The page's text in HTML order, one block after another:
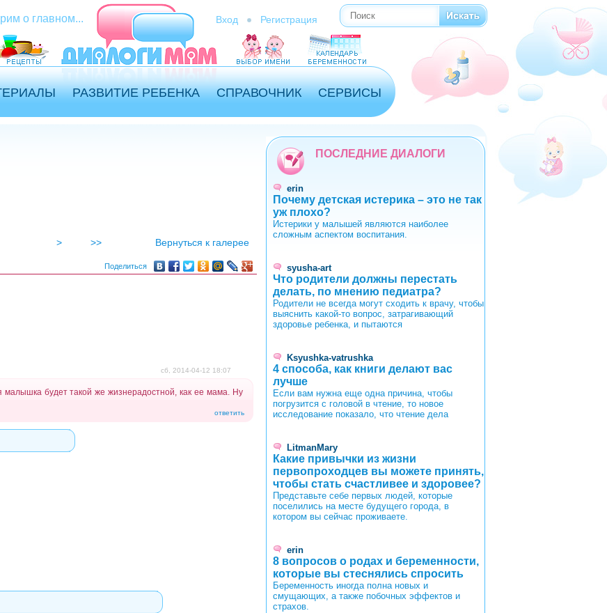
о главном... Вход Регистрация Форма поиска
Поиск
РАЗВИТИЕ РЕБЕНКА СПРАВОЧНИК СЕРВИСЫ
> >> Вернуться к галерее
Поделиться
сб, 2014-04-12 18:07
будет такой же жизнерадостной, как ее мама. Ну
ответить
ПОСЛЕДНИЕ ДИАЛОГИ
erin
Почему детская истерика – это не так
уж плохо?
Истерики у малышей являются наиболее
сложным аспектом воспитания.
syusha-art
Что родители должны перестать
делать, по мнению педиатра?
Родители не всегда могут сходить к врачу, чтобы
выяснить какой-то вопрос, затрагивающий
здоровье ребенка, и пытаются
Ksyushka-vatrushka
4 способа, как книги делают вас
лучше
Если вам нужна еще одна причина, чтобы
погрузится с головой в чтение, то новое
исследование показало, что чтение дела
LitmanMary
Какие привычки из жизни
первопроходцев вы можете принять,
чтобы стать счастливее и здоровее?
Представьте себе первых людей, которые
поселились на месте будущего города, в
котором вы сейчас проживаете.
erin
8 вопросов о родах и беременности,
которые вы стеснялись спросить
Беременность иногда полна новых и
смущающих, а также побочных эффектов и
страхов.